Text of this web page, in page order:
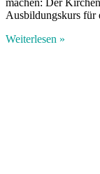
machen: Der
Ausbildungskurs für
Weiterlesen »